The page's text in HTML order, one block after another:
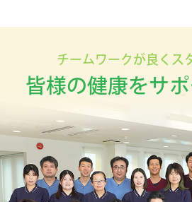
チームワークが良くス
皆様の健康をサ